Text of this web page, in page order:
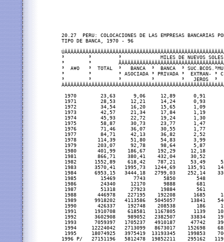
20.27  PERU: COLOCACIONES DE LAS EMPRESAS BANCARIAS
TIPO DE BANCA, 1970 - 96
³        ³         ³             MILES DE NUEVOS
³        ³
³  A¥O   ³  TOTAL  ³   BANCA  ³  BANCA  ³
³        ³         ³ ASOCIADA ³ PRIVADA ³  EXTRAN- ³
³        ³         ³          ³         ³   JEROS  ³  LES
1970        23,63      9,06     12,89      0,91
1971        28,53     12,21     14,24      0,93
1972        34,54     16,20     15,65      1,09
1973        42,57     21,34     17,84      1,19
1974        45,93     22,72     19,24      1,30
1975        58,87     30,73     23,77      1,47
1976        71,46     36,07     30,55      1,77
1977        84,71     42,13     36,82      2,52
1978       114,39     51,80     54,83      3,99
1979       203,07     92,78     98,64      5,87
1980       401,99    186,67    192,29     12,18
1981       866,71    380,41    432,04     30,52
1982      1552,89    618,42    787,21     53,49
1983      3570,41   1995,73   1244,69    135,91
1984      6953,15   3444,18   2799,03    252,14
1985        15469      7743      5850       548
1986        24340     12170      9888       681
1987        51318     27923     19884       561
1988       446978    227195    192208      1685
1989      9918202   4113586   5045057
1990       426337    192748    208538       186
1991      1910708    618581   1167805
1992      3602908    989052   2382507
1993      7059397   1705237   4910187
1994     12224042   2713099   8673017
1995     18074925   3975419  13193345
1996 P/   27151196   5812478  19852211